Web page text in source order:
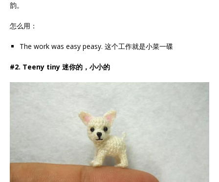
韵。
怎么用：
The work was easy peasy. 这个工作就是小菜一碟
#2. Teeny tiny 迷你的，小小的